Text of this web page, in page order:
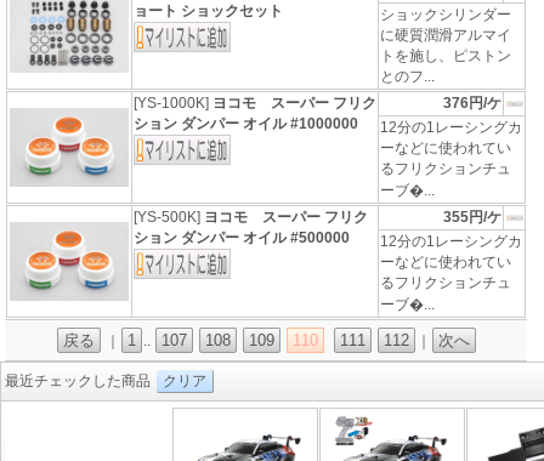
ョート ショックセット
ショックシリンダー
に硬質潤滑アルマイ
トを施し、ピストン
とのフ...
[YS-1000K] ヨコモ スーパー フリク
ション ダンパー オイル #1000000
376円/ケ
12分の1レーシングカ
ーなどに使われてい
るフリクションチュ
ーブ�...
[YS-500K] ヨコモ スーパー フリク
ション ダンパー オイル #500000
355円/ケ
12分の1レーシングカ
ーなどに使われてい
るフリクションチュ
ーブ�...
戻る 1 .. 107 108 109 110 111 112 次へ
最近チェックした商品 クリア